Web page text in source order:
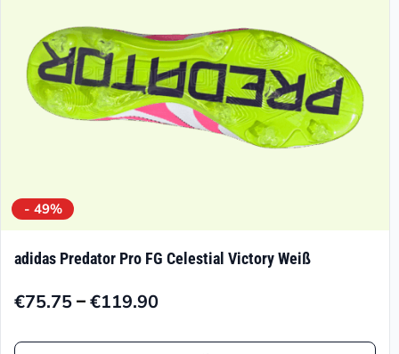
- 49%
adidas Predator Pro FG Celestial Victory Weiß
€75.75–€119.90
Preisspanne:
Dieses